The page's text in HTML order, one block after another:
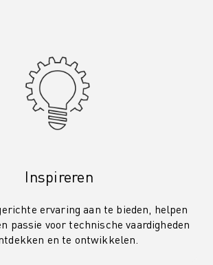
Inspireren
ervaring aan te bieden, helpen
passie voor technische vaardigheden
en te ontwikkelen.